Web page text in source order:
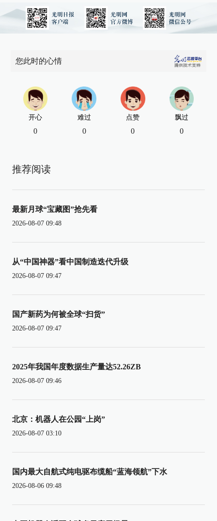
您此时的心情
开心
0
难过
0
点赞
0
飘过
0
推荐阅读
最新月球“宝藏图”抢先看
2026-08-07 09:48
从“中国神器”看中国制造迭代升级
2026-08-07 09:47
国产新药为何被全球“扫货”
2026-08-07 09:47
2025年我国年度数据生产量达52.26ZB
2026-08-07 09:46
北京：机器人在公园“上岗”
2026-08-07 03:10
国内最大自航式纯电驱布缆船“蓝海领航”下水
2026-08-06 09:48